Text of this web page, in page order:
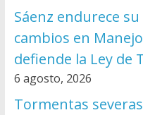
Sáenz endurece
cambios en
defiende la Ley de
6 agosto, 2026
Tormentas